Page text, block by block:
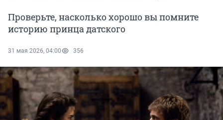
Проверьте, насколько хорошо вы помните
историю принца датского
31 мая 2026, 04:00 356